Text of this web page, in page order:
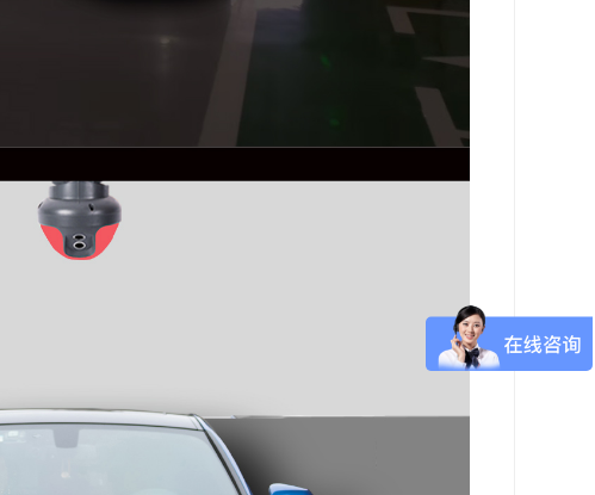
传感器 空位指引 空车位引导余